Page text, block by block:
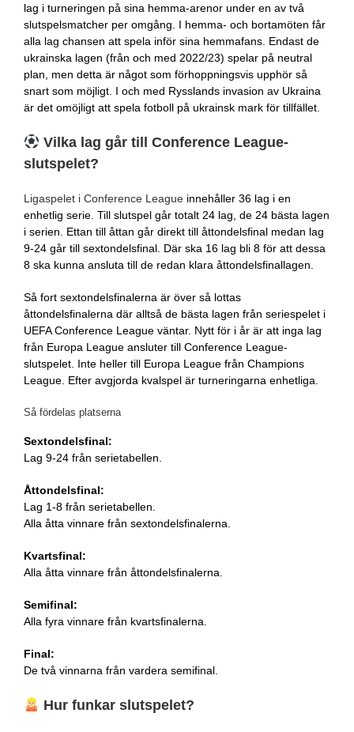
lag i turneringen på sina hemma-arenor under en av två
slutspelsmatcher per omgång. I hemma- och bortamöten får
alla lag chansen att spela inför sina hemmafans. Endast de
ukrainska lagen (från och med 2022/23) spelar på neutral
plan, men detta är något som förhoppningsvis upphör så
snart som möjligt. I och med Rysslands invasion av Ukraina
är det omöjligt att spela fotboll på ukrainsk mark för tillfället.
Vilka lag går till Conference League-
slutspelet?
Ligaspelet i Conference Leagueinnehåller 36 lag i en
enhetlig serie. Till slutspel går totalt 24 lag, de 24 bästa lagen
i serien. Ettan till åttan går direkt till åttondelsfinal medan lag
9-24 går till sextondelsfinal. Där ska 16 lag bli 8 för att dessa
8 ska kunna ansluta till de redan klara åttondelsfinallagen.
Så fort sextondelsfinalerna är över så lottas
åttondelsfinalerna där alltså de bästa lagen från seriespelet i
UEFA Conference League väntar. Nytt för i år är att inga lag
från Europa League ansluter till Conference League-
slutspelet. Inte heller till Europa League från Champions
League. Efter avgjorda kvalspel är turneringarna enhetliga.
Så fördelas platserna
Sextondelsfinal:
Lag 9-24 från serietabellen.
Åttondelsfinal:
Lag 1-8 från serietabellen.
Alla åtta vinnare från sextondelsfinalerna.
Kvartsfinal:
Alla åtta vinnare från åttondelsfinalerna.
Semifinal:
Alla fyra vinnare från kvartsfinalerna.
Final:
De två vinnarna från vardera semifinal.
Hur funkar slutspelet?